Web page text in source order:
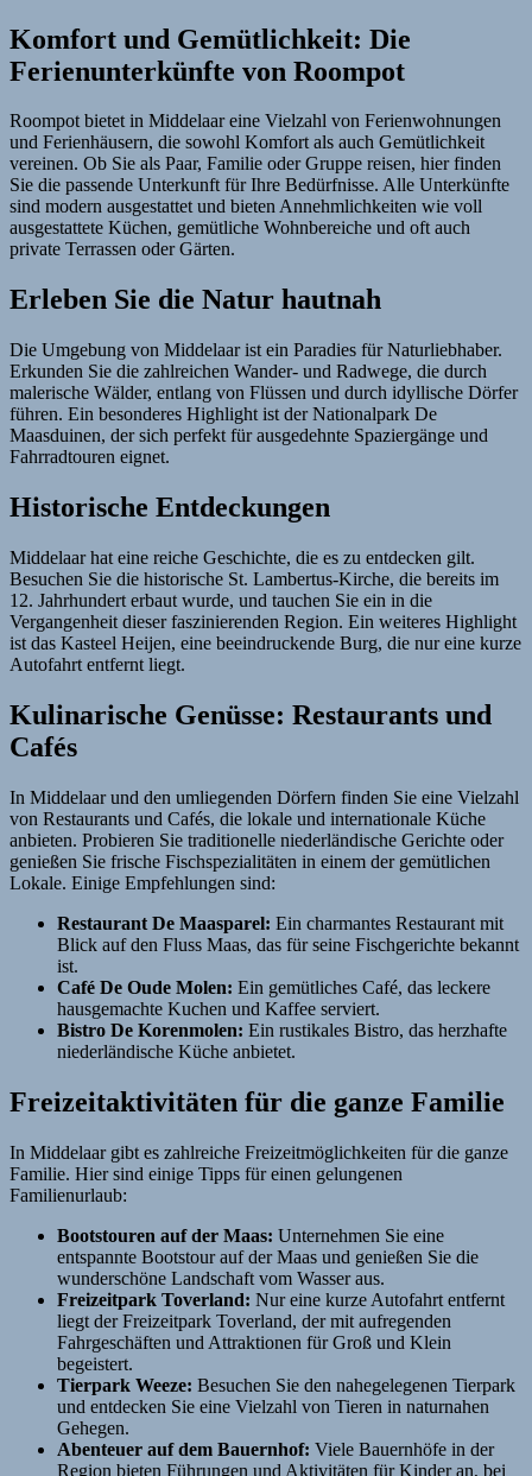
Komfort und Gemütlichkeit: Die
Ferienunterkünfte von Roompot
Roompot bietet in Middelaar eine Vielzahl von Ferienwohnungen
und Ferienhäusern, die sowohl Komfort als auch Gemütlichkeit
vereinen. Ob Sie als Paar, Familie oder Gruppe reisen, hier finden
Sie die passende Unterkunft für Ihre Bedürfnisse. Alle Unterkünfte
sind modern ausgestattet und bieten Annehmlichkeiten wie voll
ausgestattete Küchen, gemütliche Wohnbereiche und oft auch
private Terrassen oder Gärten.
Erleben Sie die Natur hautnah
Die Umgebung von Middelaar ist ein Paradies für Naturliebhaber.
Erkunden Sie die zahlreichen Wander- und Radwege, die durch
malerische Wälder, entlang von Flüssen und durch idyllische Dörfer
führen. Ein besonderes Highlight ist der Nationalpark De
Maasduinen, der sich perfekt für ausgedehnte Spaziergänge und
Fahrradtouren eignet.
Historische Entdeckungen
Middelaar hat eine reiche Geschichte, die es zu entdecken gilt.
Besuchen Sie die historische St. Lambertus-Kirche, die bereits im
12. Jahrhundert erbaut wurde, und tauchen Sie ein in die
Vergangenheit dieser faszinierenden Region. Ein weiteres Highlight
ist das Kasteel Heijen, eine beeindruckende Burg, die nur eine kurze
Autofahrt entfernt liegt.
Kulinarische Genüsse: Restaurants und
Cafés
In Middelaar und den umliegenden Dörfern finden Sie eine Vielzahl
von Restaurants und Cafés, die lokale und internationale Küche
anbieten. Probieren Sie traditionelle niederländische Gerichte oder
genießen Sie frische Fischspezialitäten in einem der gemütlichen
Lokale. Einige Empfehlungen sind:
Restaurant De Maasparel: Ein charmantes Restaurant mit
Blick auf den Fluss Maas, das für seine Fischgerichte bekannt
ist.
Café De Oude Molen: Ein gemütliches Café, das leckere
hausgemachte Kuchen und Kaffee serviert.
Bistro De Korenmolen: Ein rustikales Bistro, das herzhafte
niederländische Küche anbietet.
Freizeitaktivitäten für die ganze Familie
In Middelaar gibt es zahlreiche Freizeitmöglichkeiten für die ganze
Familie. Hier sind einige Tipps für einen gelungenen
Familienurlaub:
Bootstouren auf der Maas: Unternehmen Sie eine
entspannte Bootstour auf der Maas und genießen Sie die
wunderschöne Landschaft vom Wasser aus.
Freizeitpark Toverland: Nur eine kurze Autofahrt entfernt
liegt der Freizeitpark Toverland, der mit aufregenden
Fahrgeschäften und Attraktionen für Groß und Klein
begeistert.
Tierpark Weeze: Besuchen Sie den nahegelegenen Tierpark
und entdecken Sie eine Vielzahl von Tieren in naturnahen
Gehegen.
Abenteuer auf dem Bauernhof: Viele Bauernhöfe in der
Region bieten Führungen und Aktivitäten für Kinder an, bei